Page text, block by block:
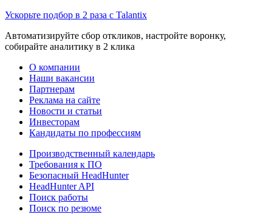
Ускорьте подбор в 2 раза с Talantix
Автоматизируйте сбор откликов, настройте воронку,
собирайте аналитику в 2 клика
О компании
Наши вакансии
Партнерам
Реклама на сайте
Новости и статьи
Инвесторам
Кандидаты по профессиям
Производственный календарь
Требования к ПО
Безопасный HeadHunter
HeadHunter API
Поиск работы
Поиск по резюме